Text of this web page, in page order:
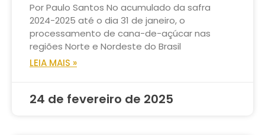
Por Paulo Santos No acumulado da safra
2024-2025 até o dia 31 de janeiro, o
processamento de cana-de-açúcar nas
regiões Norte e Nordeste do Brasil
LEIA MAIS »
24 de fevereiro de 2025